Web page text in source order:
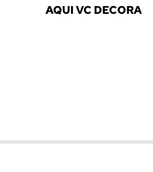
AQUI VC DECORA